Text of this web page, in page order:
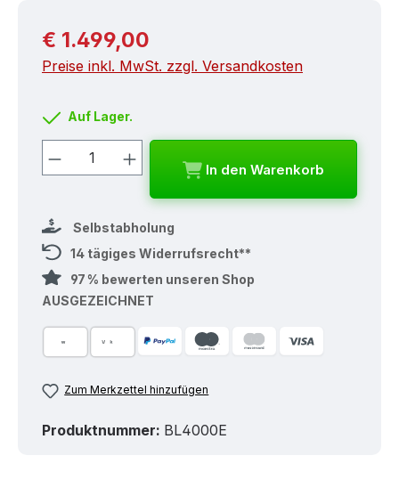
Regulärer Preis:
€ 1.499,00
Preise inkl. MwSt. zzgl. Versandkosten
Auf Lager.
Produkt Anzahl: Gib den
In den Warenkorb
Selbstabholung
14 tägiges Widerrufsrecht**
97 % bewerten unseren Shop
AUSGEZEICHNET
Zum Merkzettel hinzufügen
Produktnummer: BL4000E